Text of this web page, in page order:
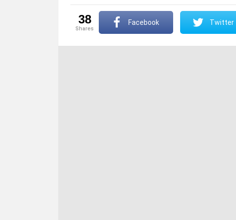
38
shares
Facebook Twitter